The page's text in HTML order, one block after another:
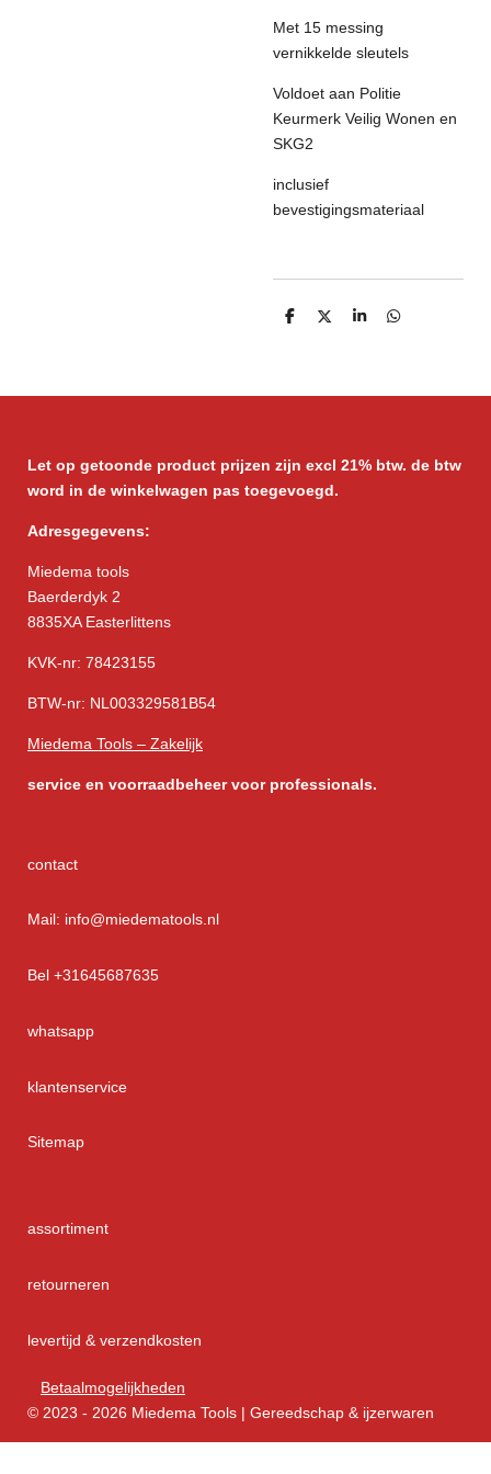
Met 15 messing
vernikkelde sleutels
Voldoet aan Politie
Keurmerk Veilig Wonen en
SKG2
inclusief
bevestigingsmateriaal
D
D
S
D
Let op getoonde product prijzen zijn excl 21% btw. de btw
word in de winkelwagen pas toegevoegd.
Adresgegevens:
Miedema tools
Baerderdyk 2
8835XA Easterlittens
KVK-nr: 78423155
BTW-nr: NL003329581B54
Miedema Tools – Zakelijk
service en voorraadbeheer voor professionals.
contact
Mail: info@miedematools.nl
Bel +31645687635
whatsapp
klantenservice
Sitemap
assortiment
retourneren
levertijd & verzendkosten
Betaalmogelijkheden
© 2023 - 2026 Miedema Tools | Gereedschap & ijzerwaren